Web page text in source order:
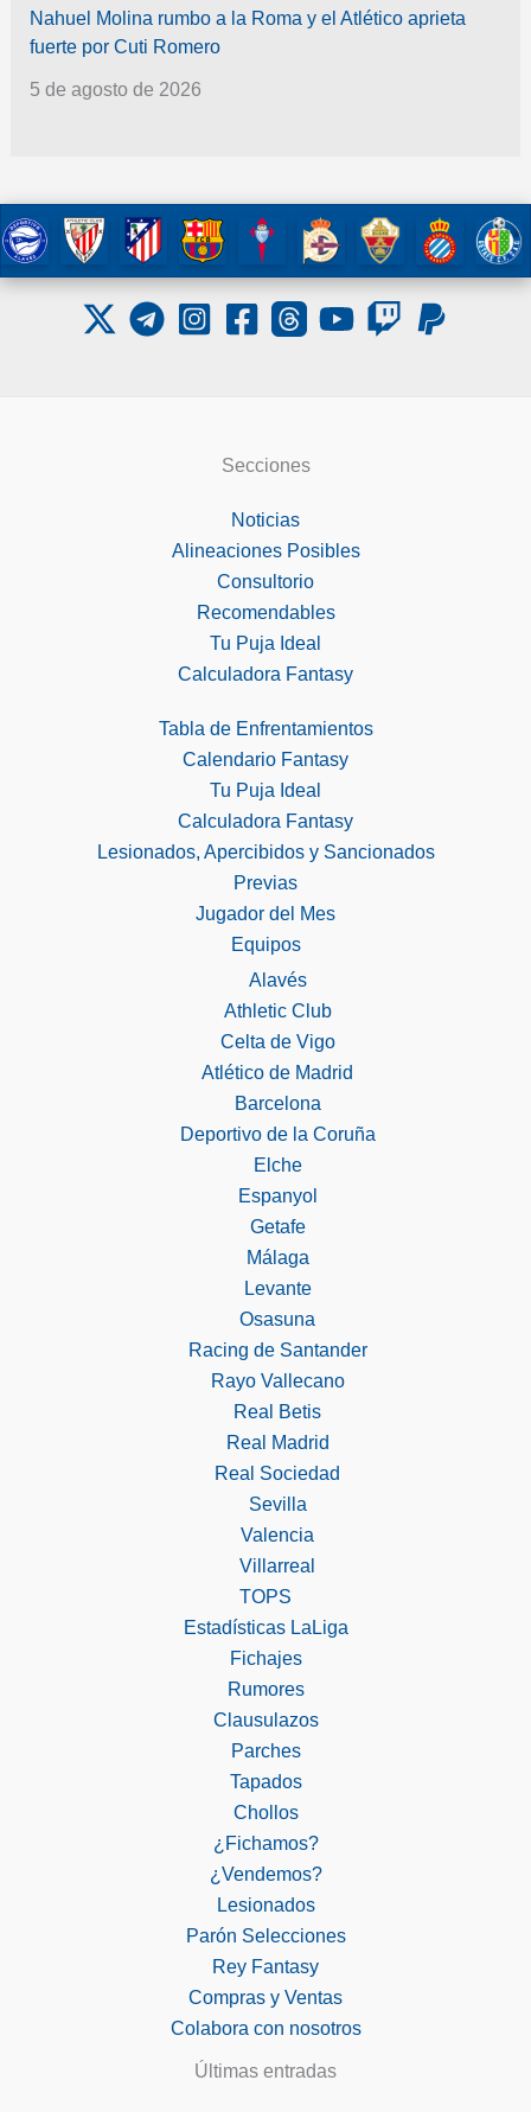
Nahuel Molina rumbo a la Roma y el Atlético aprieta
fuerte por Cuti Romero
5 de agosto de 2026
Secciones
Noticias
Alineaciones Posibles
Consultorio
Recomendables
Tu Puja Ideal
Calculadora Fantasy
Tabla de Enfrentamientos
Calendario Fantasy
Tu Puja Ideal
Calculadora Fantasy
Lesionados, Apercibidos y Sancionados
Previas
Jugador del Mes
Equipos
Alavés
Athletic Club
Celta de Vigo
Atlético de Madrid
Barcelona
Deportivo de la Coruña
Elche
Espanyol
Getafe
Málaga
Levante
Osasuna
Racing de Santander
Rayo Vallecano
Real Betis
Real Madrid
Real Sociedad
Sevilla
Valencia
Villarreal
TOPS
Estadísticas LaLiga
Fichajes
Rumores
Clausulazos
Parches
Tapados
Chollos
¿Fichamos?
¿Vendemos?
Lesionados
Parón Selecciones
Rey Fantasy
Compras y Ventas
Colabora con nosotros
Últimas entradas